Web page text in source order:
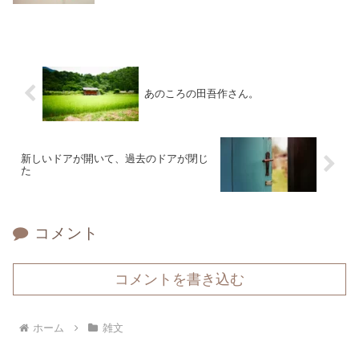
あのころの田吾作さん。
新しいドアが開いて、過去のドアが閉じ
た
コメント
コメントを書き込む
ホーム 雑文